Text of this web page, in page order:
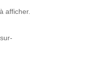
afficher.